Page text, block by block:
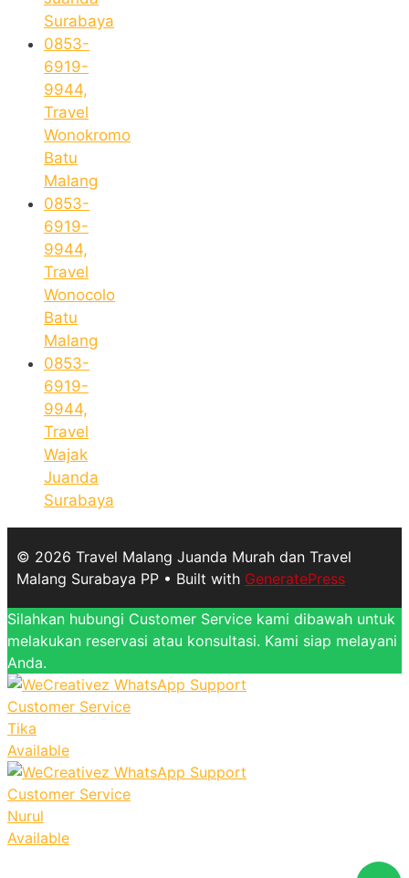
Surabaya
0853-
6919-
9944,
Travel
Wonokromo
Batu
Malang
0853-
6919-
9944,
Travel
Wonocolo
Batu
Malang
0853-
6919-
9944,
Travel
Wajak
Juanda
Surabaya
© 2026 Travel Malang Juanda Murah dan Travel
Malang Surabaya PP • Built with GeneratePress
Silahkan hubungi Customer Service kami dibawah untuk
melakukan reservasi atau konsultasi. Kami siap melayani
Anda.
Customer Service
Tika
Available
Customer Service
Nurul
Available